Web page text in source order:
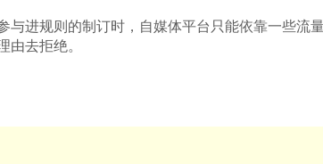
进规则的制订时，自媒体平台只能依靠一些流
由去拒绝。